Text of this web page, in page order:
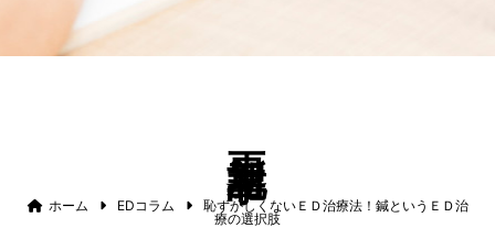
ホーム EDコラム
恥ずかしくないＥＤ治療法！鍼というＥＤ治
療の選択肢